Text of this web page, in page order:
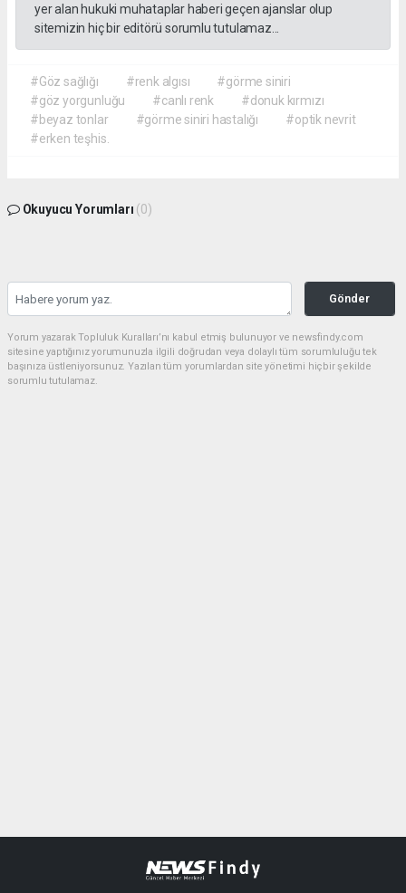
yer alan hukuki muhataplar haberi geçen ajanslar olup
sitemizin hiç bir editörü sorumlu tutulamaz...
#Göz sağlığı #renk algısı
#görme siniri
#göz yorgunluğu
#canlı renk
#donuk kırmızı
#beyaz tonlar
#görme siniri hastalığı
#optik nevrit
#erken teşhis.
Okuyucu Yorumları (0)
Gönder
Yorum yazarak Topluluk Kuralları’nı kabul etmiş bulunuyor ve newsfindy.com
sitesine yaptığınız yorumunuzla ilgili doğrudan veya dolaylı tüm sorumluluğu tek
başınıza üstleniyorsunuz. Yazılan tüm yorumlardan site yönetimi hiçbir şekilde
sorumlu tutulamaz.